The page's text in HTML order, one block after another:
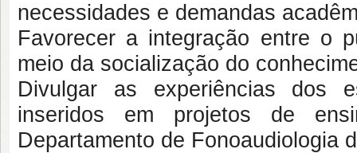
necessidades e demandas
Favorecer a integração entre o
meio da socialização do
Divulgar as experiências dos
inseridos em projetos de
Departamento de Fonoaudiologia